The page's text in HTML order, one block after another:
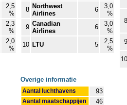
2,5
%
2,3
%
2,0
%
8 Northwest
Airlines
6
3,0
%
9 Canadian
Airlines
6
3,0
%
10 LTU 5
2,5
%
8
9
10
Overige informatie
Aantal luchthavens 93
Aantal maatschappijen 46